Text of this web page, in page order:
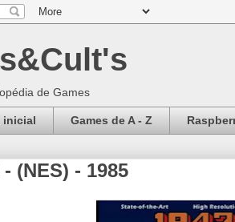
de Games
inicial Games de A - Z
- (NES) - 1985